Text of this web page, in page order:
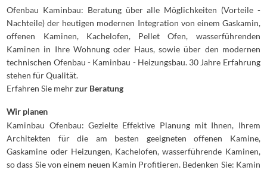
Ofenbau Kaminbau: Beratung über alle Möglichkeiten (Vorteile -
Nachteile) der heutigen modernen Integration von einem Gaskamin,
offenen Kaminen, Kachelofen, Pellet Ofen, wasserführenden
Kaminen in Ihre Wohnung oder Haus, sowie über den modernen
technischen Ofenbau - Kaminbau - Heizungsbau. 30 Jahre Erfahrung
stehen für Qualität.
Erfahren Sie mehrzur Beratung
Wir planen
Kaminbau Ofenbau: Gezielte Effektive Planung mit Ihnen, Ihrem
Architekten für die am besten geeigneten offenen Kamine,
Gaskamine oder Heizungen, Kachelofen, wasserführende Kaminen,
so dass Sie von einem neuen Kamin Profitieren. Bedenken Sie: Kamin